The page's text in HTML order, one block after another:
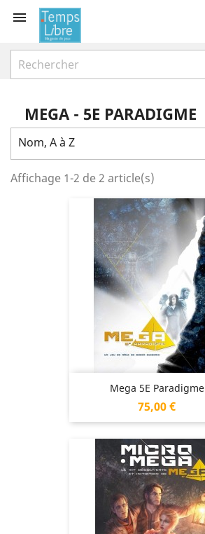

MEGA - 5E PARADIGME
Nom, A à Z
Affichage 1-2 de 2 article(s)
Mega 5E Paradigme
Prix
75,00 €